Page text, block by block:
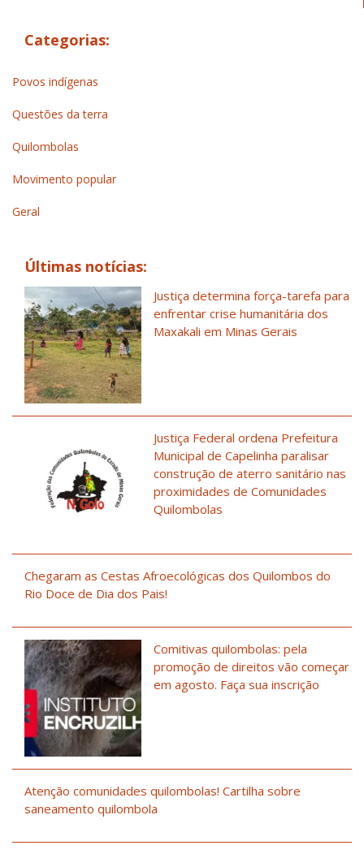
Categorias:
Povos indígenas
Questões da terra
Quilombolas
Movimento popular
Geral
Últimas notícias:
Justiça determina força-tarefa para
enfrentar crise humanitária dos
Maxakali em Minas Gerais
Justiça Federal ordena Prefeitura
Municipal de Capelinha paralisar
construção de aterro sanitário nas
proximidades de Comunidades
Quilombolas
Chegaram as Cestas Afroecológicas dos Quilombos do
Rio Doce de Dia dos Pais!
Comitivas quilombolas: pela
promoção de direitos vão começar
em agosto. Faça sua inscrição
Atenção comunidades quilombolas! Cartilha sobre
saneamento quilombola